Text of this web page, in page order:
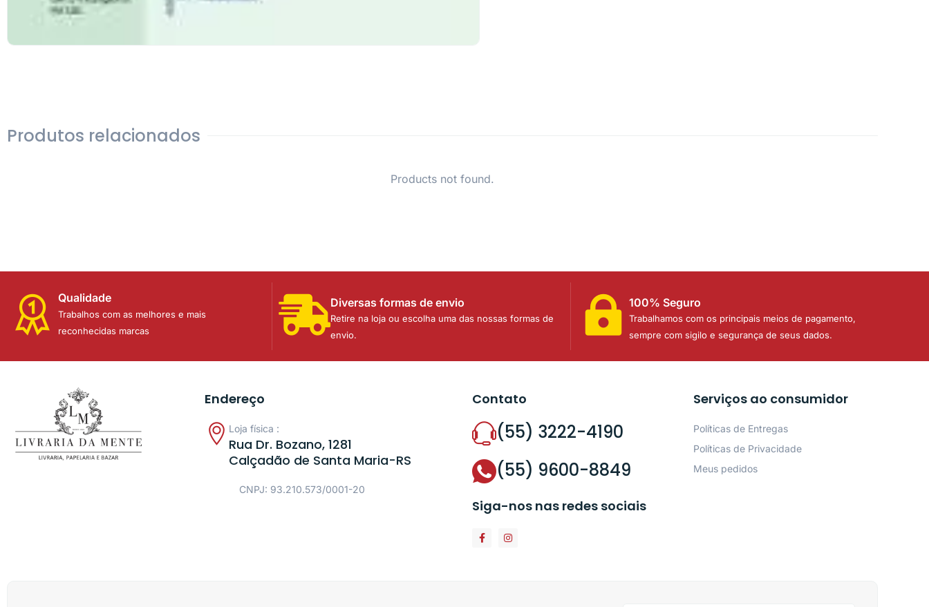
Produtos relacionados
Products not found.
Qualidade
Trabalhos com as melhores e mais
reconhecidas marcas
Diversas formas de envio
Retire na loja ou escolha uma das nossas formas de
envio.
100% Seguro
Trabalhamos com os principais meios de pagamento,
sempre com sigilo e segurança de seus dados.
Endereço
Loja física :
Rua Dr. Bozano, 1281
Calçadão de Santa Maria-RS
CNPJ: 93.210.573/0001-20
Contato
(55) 3222-4190
(55) 9600-8849
Siga-nos nas redes sociais
Serviços ao consumidor
Políticas de Entregas
Políticas de Privacidade
Meus pedidos